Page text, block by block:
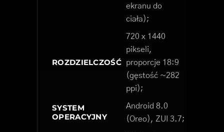
ekranu do
ciała);
ROZDZIELCZOŚĆ
720 x 1440
pikseli,
proporcje 18:9
(gęstość ~282
ppi);
SYSTEM
OPERACYJNY
Android 8.0
(Oreo), ZUI 3.7;